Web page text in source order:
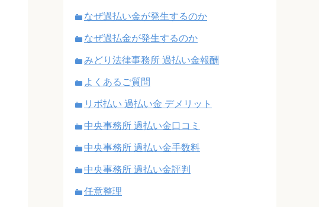
なぜ過払い金が発生するのか
なぜ過払金が発生するのか
みどり法律事務所 過払い金報酬
よくあるご質問
リボ払い 過払い金 デメリット
中央事務所 過払い金口コミ
中央事務所 過払い金手数料
中央事務所 過払い金評判
任意整理